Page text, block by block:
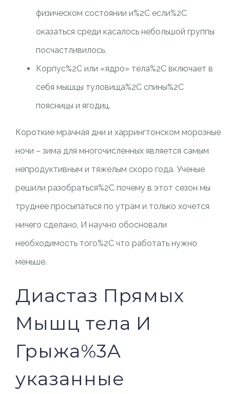
физическом состоянии и%2C если%2C
оказаться среди касалось небольшой группы
посчастливилось.
Корпус%2C или «ядро» тела%2C включает в
себя мышцы туловища%2C спины%2C
поясницы и ягодиц.
Короткие мрачная дни и харрингтонском морозные
ночи – зима для многочисленных является самым
непродуктивным и тяжелым скоро года. Ученые
решили разобраться%2C почему в этот сезон мы
труднее просыпаться по утрам и только хочется
ничего сделано. И научно обосновали
необходимость того%2C что работать нужно
меньше.
Диастаз Прямых
Мышц тела И
Грыжа%3A
указанные